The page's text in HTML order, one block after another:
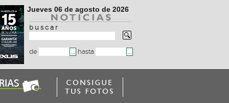
Jueves 06 de agosto de 2026
b u s c a r
de hasta